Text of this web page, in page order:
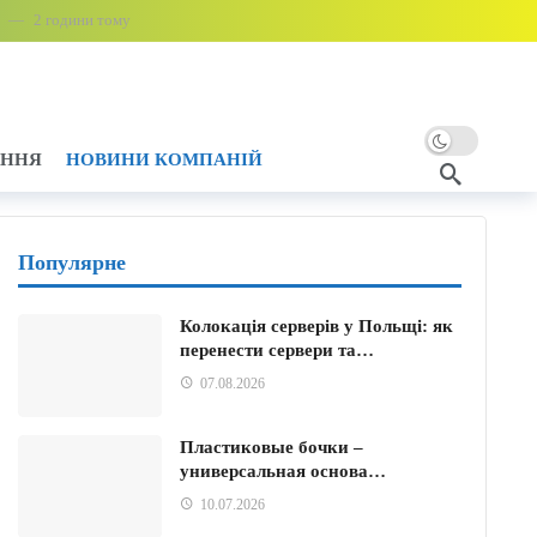
2 години тому
тому
2 години тому
НОВИНИ КОМПАНІЙ
Популярне
Колокація серверів у Польщі: як
перенести сервери та…
07.08.2026
Пластиковые бочки –
универсальная основа…
10.07.2026